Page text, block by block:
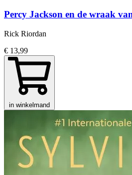
Percy Jackson en de wraak
Rick Riordan
€ 13,99
in winkelmand